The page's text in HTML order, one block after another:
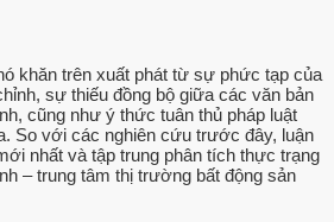
khăn trên xuất phát từ sự phức tạp của
sự thiếu đồng bộ giữa các văn bản
cũng như ý thức tuân thủ pháp luật
So với các nghiên cứu trước đây, luận
nhất và tập trung phân tích thực trạng
– trung tâm thị trường bất động sản